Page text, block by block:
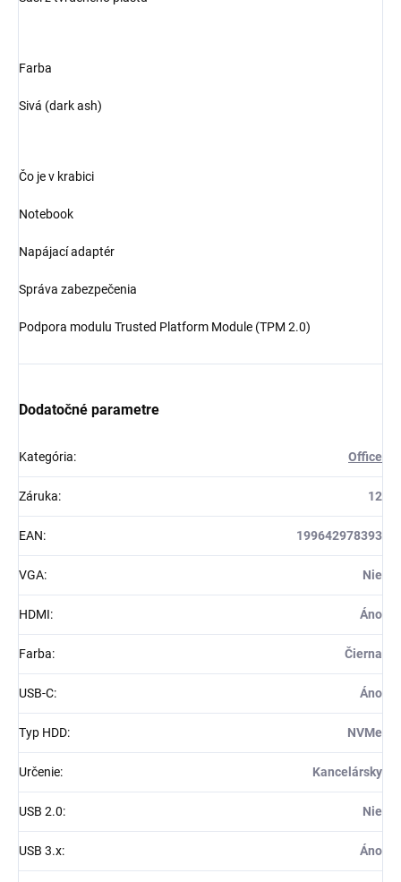
Farba
Sivá (dark ash)
Čo je v krabici
Notebook
Napájací adaptér
Správa zabezpečenia
Podpora modulu Trusted Platform Module (TPM 2.0)
Dodatočné parametre
Kategória: Office
Záruka: 12
EAN: 199642978393
VGA: Nie
HDMI: Áno
Farba: Čierna
USB-C: Áno
Typ HDD: NVMe
Určenie: Kancelársky
USB 2.0: Nie
USB 3.x: Áno